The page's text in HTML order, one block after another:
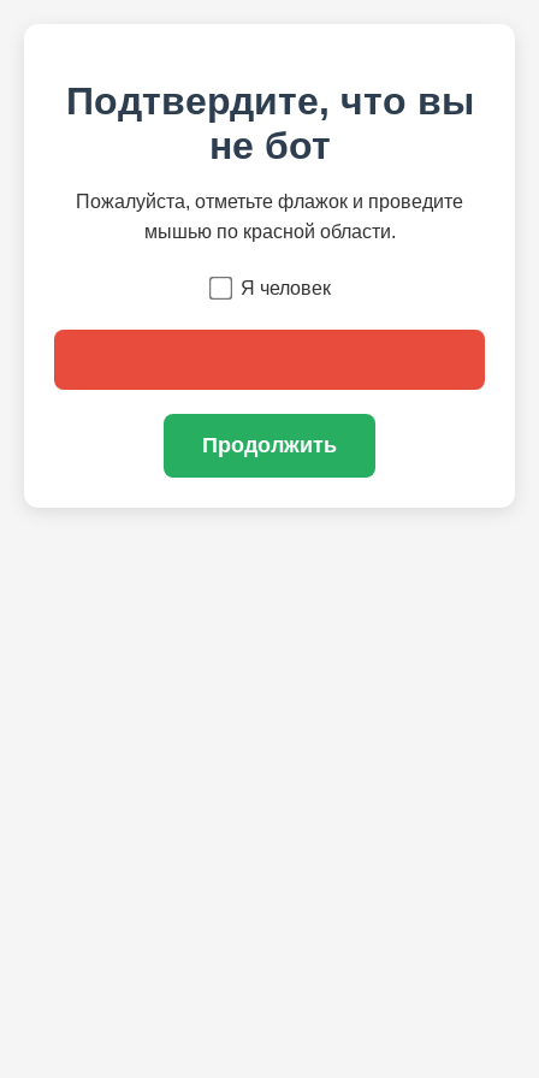
Подтвердите, что вы
не бот
Пожалуйста, отметьте флажок и проведите
мышью по красной области.
Я человек
Продолжить